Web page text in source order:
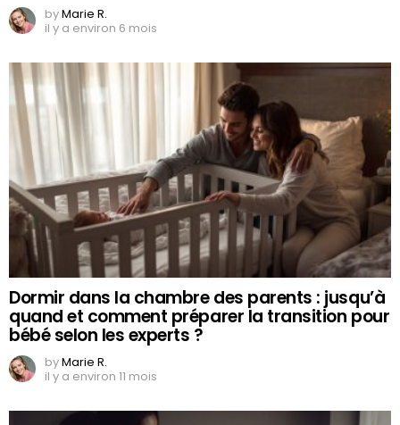
byMarie R.
il y a environ 6 mois
Dormir dans la chambre des parents : jusqu’à
quand et comment préparer la transition pour
bébé selon les experts ?
byMarie R.
il y a environ 11 mois